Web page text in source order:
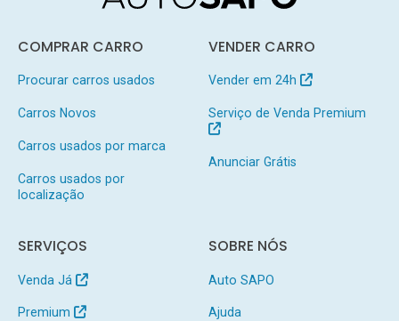
COMPRAR CARRO
Procurar carros usados
Carros Novos
Carros usados por marca
Carros usados por
localização
VENDER CARRO
Vender em 24h
Serviço de Venda Premium
Anunciar Grátis
SERVIÇOS
Venda Já
Premium
SOBRE NÓS
Auto SAPO
Ajuda